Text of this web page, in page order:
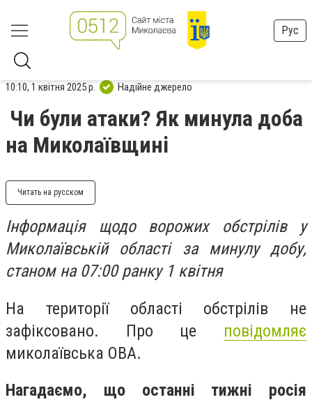
Рус
10:10, 1 квітня 2025 р. Надійне джерело
Чи були атаки? Як минула доба
на Миколаївщині
Читать на русском
Інформація щодо ворожих обстрілів у
Миколаївській області за минулу добу,
станом на 07:00 ранку 1 квітня
На території області обстрілів не
зафіксовано. Про це повідомляє
миколаївська ОВА.
Нагадаємо, що останні тижні росія